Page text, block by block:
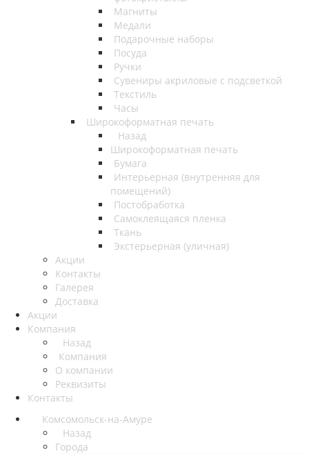
Магниты
Медали
Подарочные наборы
Посуда
Ручки
Сувениры акриловые с подсветкой
Текстиль
Часы
Широкоформатная печать
Назад
Широкоформатная печать
Бумага
Интерьерная (внутренняя для
помещений)
Постобработка
Самоклеящаяся пленка
Ткань
Экстерьерная (уличная)
Акции
Контакты
Галерея
Доставка
Акции
Компания
Назад
Компания
О компании
Реквизиты
Контакты
Комсомольск-на-Амуре
Назад
Города